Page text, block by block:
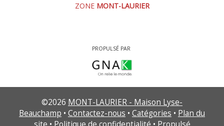
ZONE MONT-LAURIER
PROPULSÉ PAR
©2026 MONT-LAURIER - Maison Lyse-
Beauchamp • Contactez-nous • Catégories • Plan du